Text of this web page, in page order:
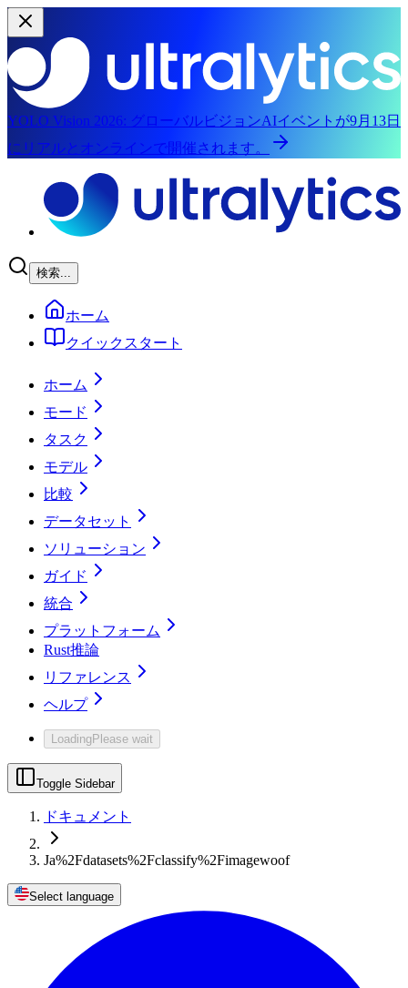
YOLO Vision 2026: グローバルビジョンAIイベントが9月13日
にリアルとオンラインで開催されます。
検索...
ホーム
クイックスタート
ホーム
モード
タスク
モデル
比較
データセット
ソリューション
ガイド
統合
プラットフォーム
Rust推論
リファレンス
ヘルプ
LoadingPlease wait
Toggle Sidebar
ドキュメント
Ja%2Fdatasets%2Fclassify%2Fimagewoof
Select language